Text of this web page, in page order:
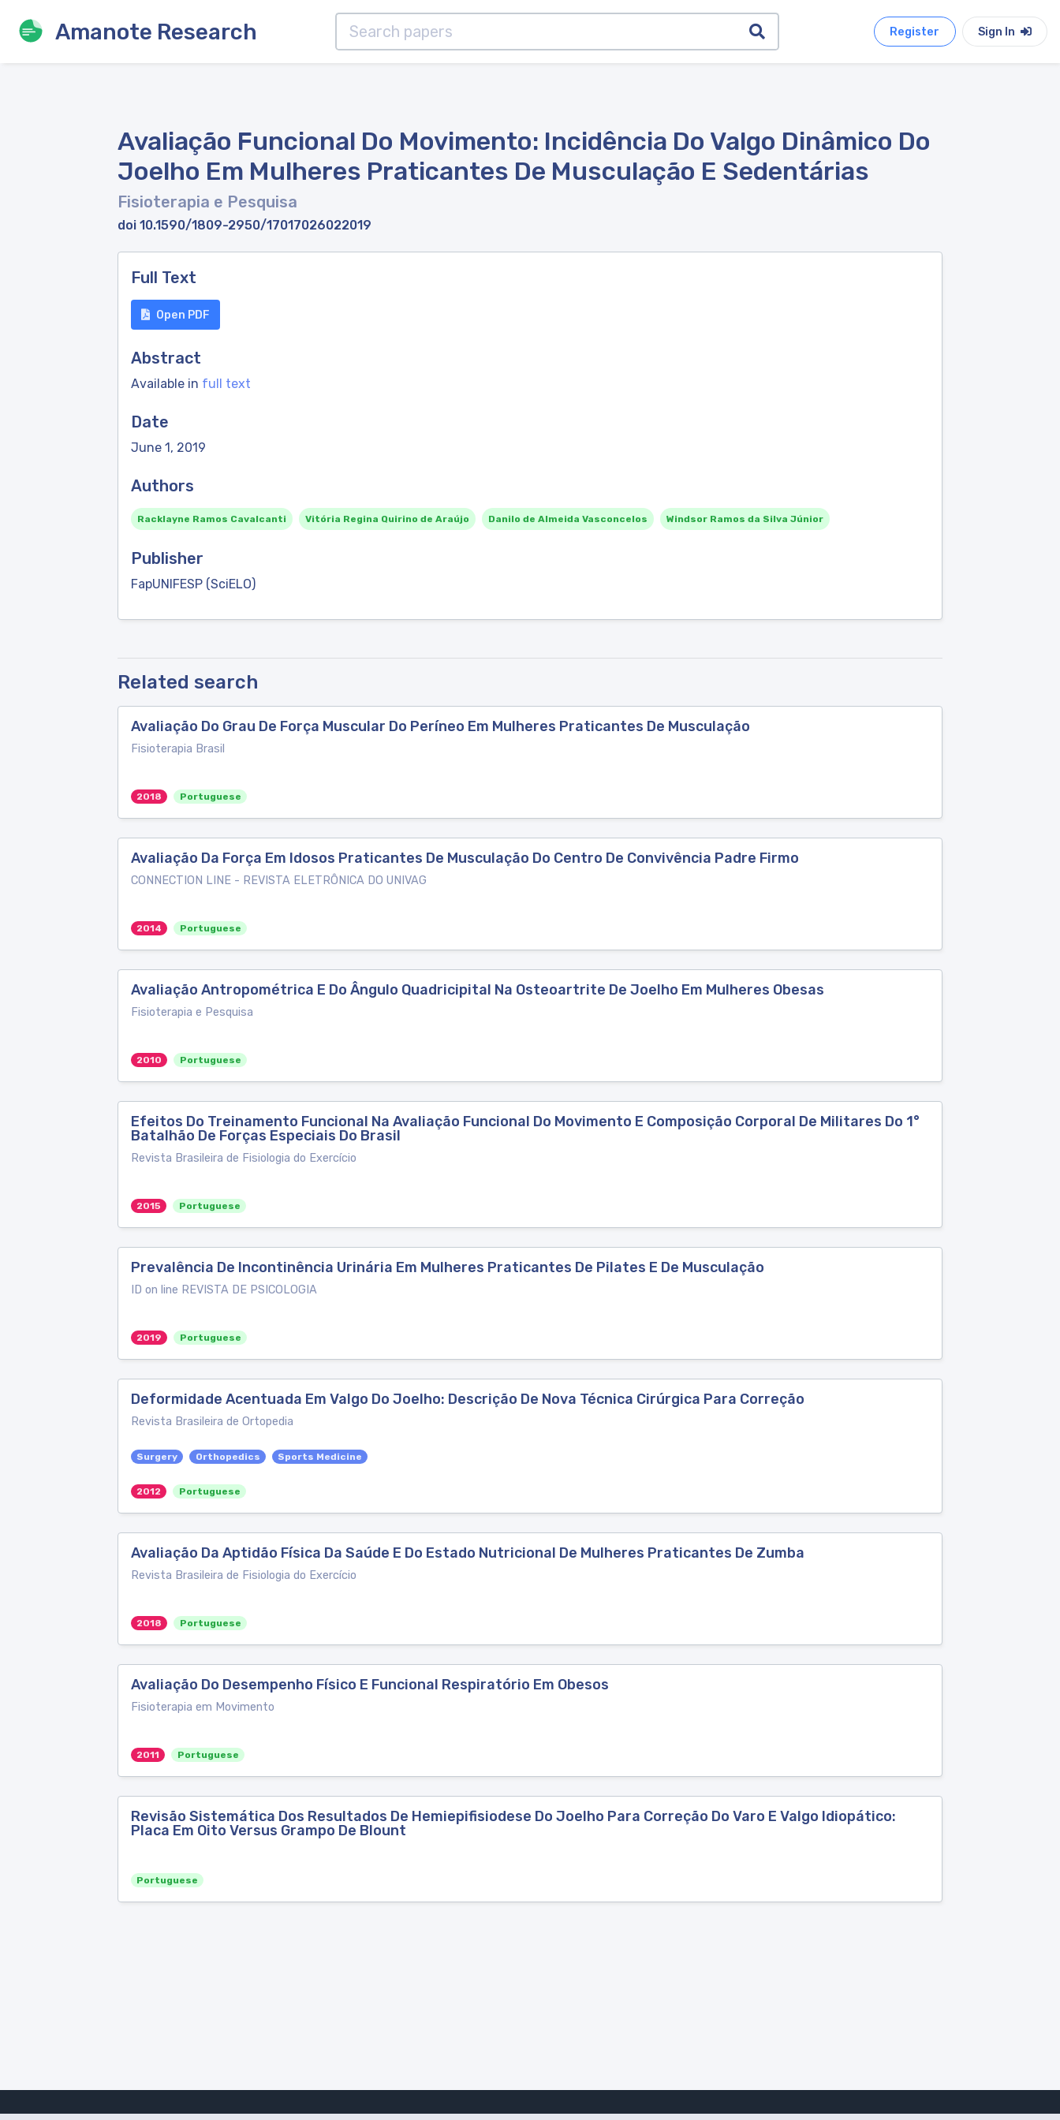
Amanote Research Register Sign In
Avaliação Funcional Do Movimento: Incidência Do Valgo Dinâmico Do
Joelho Em Mulheres Praticantes De Musculação E Sedentárias
Fisioterapia e Pesquisa
doi 10.1590/1809-2950/17017026022019
Full Text
Open PDF
Abstract
Available in full text
Date
June 1, 2019
Authors
Racklayne Ramos Cavalcanti Vitória Regina Quirino de Araújo Danilo de Almeida Vasconcelos Windsor Ramos da Silva Júnior
Publisher
FapUNIFESP (SciELO)
Related search
Avaliação Do Grau De Força Muscular Do Períneo Em Mulheres Praticantes De Musculação
Fisioterapia Brasil
2018 Portuguese
Avaliação Da Força Em Idosos Praticantes De Musculação Do Centro De Convivência Padre Firmo
CONNECTION LINE - REVISTA ELETRÔNICA DO UNIVAG
2014 Portuguese
Avaliação Antropométrica E Do Ângulo Quadricipital Na Osteoartrite De Joelho Em Mulheres Obesas
Fisioterapia e Pesquisa
2010 Portuguese
Efeitos Do Treinamento Funcional Na Avaliação Funcional Do Movimento E Composição Corporal De Militares Do 1°
Batalhão De Forças Especiais Do Brasil
Revista Brasileira de Fisiologia do Exercício
2015 Portuguese
Prevalência De Incontinência Urinária Em Mulheres Praticantes De Pilates E De Musculação
ID on line REVISTA DE PSICOLOGIA
2019 Portuguese
Deformidade Acentuada Em Valgo Do Joelho: Descrição De Nova Técnica Cirúrgica Para Correção
Revista Brasileira de Ortopedia
Surgery Orthopedics Sports Medicine
2012 Portuguese
Avaliação Da Aptidão Física Da Saúde E Do Estado Nutricional De Mulheres Praticantes De Zumba
Revista Brasileira de Fisiologia do Exercício
2018 Portuguese
Avaliação Do Desempenho Físico E Funcional Respiratório Em Obesos
Fisioterapia em Movimento
2011 Portuguese
Revisão Sistemática Dos Resultados De Hemiepifisiodese Do Joelho Para Correção Do Varo E Valgo Idiopático:
Placa Em Oito Versus Grampo De Blount
Portuguese